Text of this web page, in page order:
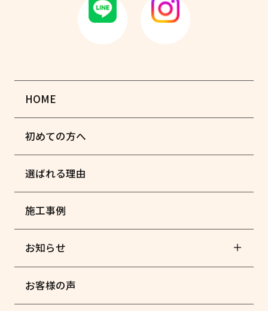
HOME
初めての方へ
選ばれる理由
施工事例
お知らせ
お客様の声